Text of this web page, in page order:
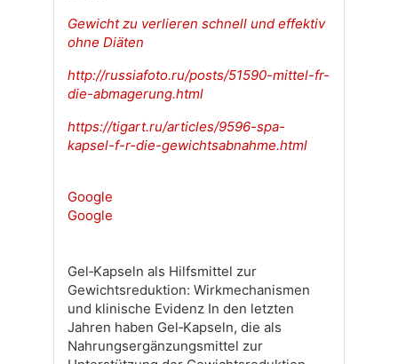
Gewicht zu verlieren schnell und effektiv
ohne Diäten
http://russiafoto.ru/posts/51590-mittel-fr-
die-abmagerung.html
https://tigart.ru/articles/9596-spa-
kapsel-f-r-die-gewichtsabnahme.html
Google
Google
Gel‑Kapseln als Hilfsmittel zur
Gewichtsreduktion: Wirkmechanismen
und klinische Evidenz In den letzten
Jahren haben Gel‑Kapseln, die als
Nahrungsergänzungsmittel zur